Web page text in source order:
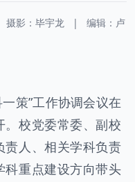
摄影： 毕宇龙 |
编辑：卢
策”工作协调会议在
。校党委常委、副校
责人、相关学科负责
科重点建设方向带头